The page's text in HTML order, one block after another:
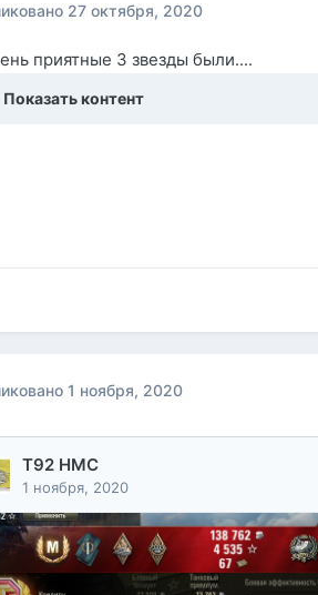
27 октября, 2020
приятные 3 звезды были....
Показать контент
1 ноября, 2020